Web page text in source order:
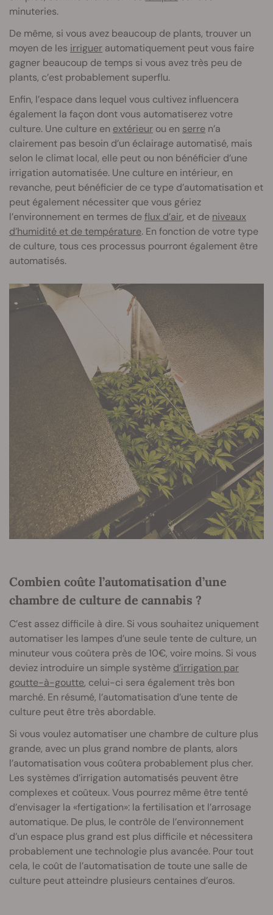
minuteries.
De même, si vous avez beaucoup de plants, trouver un
moyen de les irriguer automatiquement peut vous faire
gagner beaucoup de temps si vous avez très peu de
plants, c’est probablement superflu.
Enfin, l’espace dans lequel vous cultivez influencera
également la façon dont vous automatiserez votre
culture. Une culture en extérieur ou en serre n’a
clairement pas besoin d’un éclairage automatisé, mais
selon le climat local, elle peut ou non bénéficier d’une
irrigation automatisée. Une culture en intérieur, en
revanche, peut bénéficier de ce type d’automatisation et
peut également nécessiter que vous gériez
l’environnement en termes deflux d’air, et de niveaux
d’humidité et de température. En fonction de votre type
de culture, tous ces processus pourront également être
automatisés.
Combien coûte l’automatisation d’une
chambre de culture de cannabis ?
C’est assez difficile à dire. Si vous souhaitez uniquement
automatiser les lampes d’une seule tente de culture, un
minuteur vous coûtera près de 10€, voire moins. Si vous
deviez introduire un simple système d’irrigation par
goutte-à-goutte, celui-ci sera également très bon
marché. En résumé, l’automatisation d’une tente de
culture peut être très abordable.
Si vous voulez automatiser une chambre de culture plus
grande, avec un plus grand nombre de plants, alors
l’automatisation vous coûtera probablement plus cher.
Les systèmes d’irrigation automatisés peuvent être
complexes et coûteux. Vous pourrez même être tenté
d’envisager la «fertigation»: la fertilisation et l’arrosage
automatique. De plus, le contrôle de l’environnement
d’un espace plus grand est plus difficile et nécessitera
probablement une technologie plus avancée. Pour tout
cela, le coût de l’automatisation de toute une salle de
culture peut atteindre plusieurs centaines d’euros.